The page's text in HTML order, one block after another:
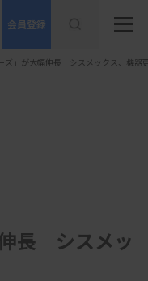
会員登録
ーズ」が大幅伸長 シスメックス、機器
伸長 シスメッ